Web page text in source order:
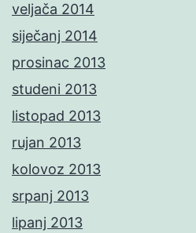
veljača 2014
siječanj 2014
prosinac 2013
studeni 2013
listopad 2013
rujan 2013
kolovoz 2013
srpanj 2013
lipanj 2013